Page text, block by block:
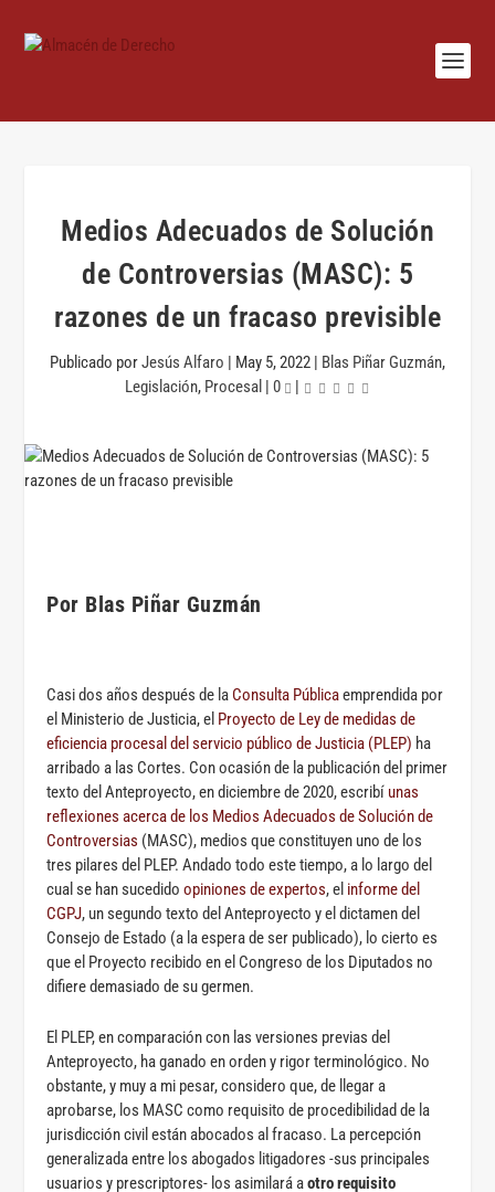
Medios Adecuados de Solución
de Controversias (MASC): 5
razones de un fracaso previsible
Publicado porJesús Alfaro | May 5, 2022 | Blas Piñar Guzmán,
Legislación, Procesal | 0 |
Por Blas Piñar Guzmán
Casi dos años después de la Consulta Públicaemprendida por
el Ministerio de Justicia, el Proyecto de Ley de medidas de
eficiencia procesal del servicio público de Justicia (PLEP) ha
arribado a las Cortes. Con ocasión de la publicación del primer
texto del Anteproyecto, en diciembre de 2020, escribí unas
reflexiones acerca de los Medios Adecuados de Solución de
Controversias (MASC), medios que constituyen uno de los
tres pilares del PLEP. Andado todo este tiempo, a lo largo del
cual se han sucedidoopiniones de expertos, el informe del
CGPJ, un segundo texto del Anteproyecto y el dictamen del
Consejo de Estado (a la espera de ser publicado), lo cierto es
que el Proyecto recibido en el Congreso de los Diputados no
difiere demasiado de su germen.
El PLEP, en comparación con las versiones previas del
Anteproyecto, ha ganado en orden y rigor terminológico. No
obstante, y muy a mi pesar, considero que, de llegar a
aprobarse, los MASC como requisito de procedibilidad de la
jurisdicción civil están abocados al fracaso. La percepción
generalizada entre los abogados litigadores -sus principales
usuarios y prescriptores- los asimilará aotro requisito